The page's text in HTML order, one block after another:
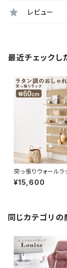
レビュー
最近チェックし
突っ張りウォール
ック オープンラック
ク 突っ張り収納 韓
¥15,600
同じカテゴリの